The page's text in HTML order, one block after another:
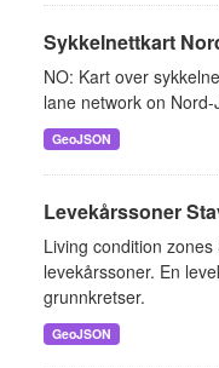
Sykkelnettkart
NO: Kart over
lane network on
GeoJSON
Levekårssoner
Living condition
levekårssoner. En
grunnkretser.
GeoJSON